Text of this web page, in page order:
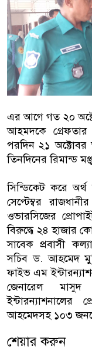
এর আগে গত ২০
আহমদকে
পরদিন ২১ অক্টোবর
তিনদিনের রিমান্ড
সিন্ডিকেট করে
সেপ্টেম্বর
ওভারসিজের
বিরুদ্ধে ২৪ হাজার
সাবেক প্রবাসী
সচিব ড. আহমেদ
ফাইভ এম
জেনারেল
আহমেদসহ ১০৩
শেয়ার করুন